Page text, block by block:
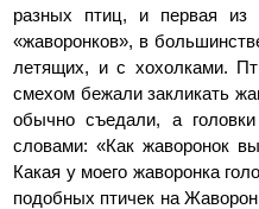
разных птиц, и первая
«жаворонков», в
летящих, и с хохолками.
смехом бежали закликать
обычно съедали, а
словами: «Как жаворонок
Какая у моего жаворонка
подобных птичек на